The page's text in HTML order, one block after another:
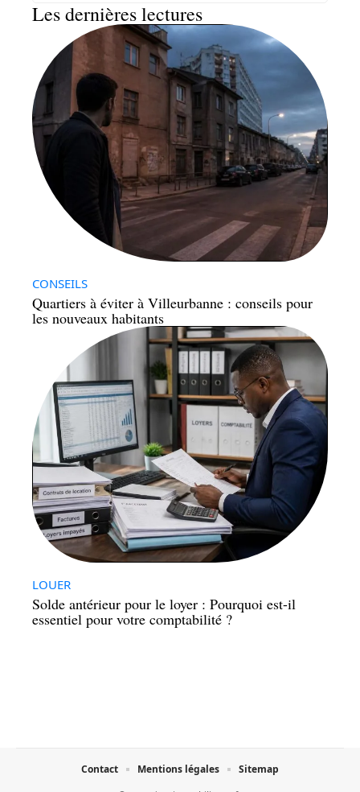
Les dernières lectures
CONSEILS
Quartiers à éviter à Villeurbanne : conseils pour
les nouveaux habitants
LOUER
Solde antérieur pour le loyer : Pourquoi est-il
essentiel pour votre comptabilité ?
Contact Mentions légales Sitemap